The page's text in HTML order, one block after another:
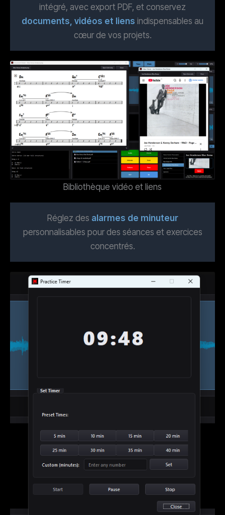
intégré, avec export PDF, et conservez
documents, vidéos et liens indispensables au
cœur de vos projets.
Bibliothèque vidéo et liens
Réglez des alarmes de minuteur
personnalisables pour des séances et exercices
concentrés.